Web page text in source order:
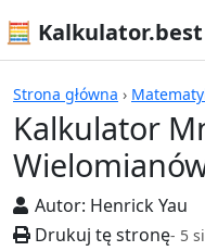
🧮 Kalkulator.best
Strona główna ›
Kalkulator
Autor: Henrick Yau
Drukuj tę stronę- 5
Kalkulatory